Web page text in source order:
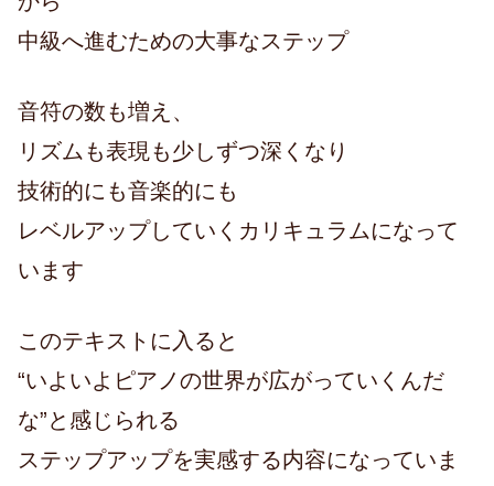
中級へ進むための大事なステップ
音符の数も増え、
リズムも表現も少しずつ深くなり
技術的にも音楽的にも
レベルアップしていくカリキュラムになって
います
このテキストに入ると
“いよいよピアノの世界が広がっていくんだ
な”と感じられる
ステップアップを実感する内容になっていま